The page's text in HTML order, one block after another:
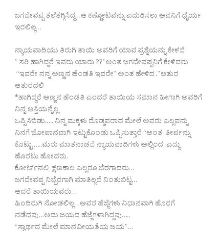
ಜಗದೇವಪ್ಪ ತಲೆತಗ್ಗಿಸಿದ್ದ…ಆ ಕಣ್ಣೋಟವನ್ನು ಎದುರಿಸಲು ಅವನಿಗೆ ಧೈರ್ಯ
ಇರಲಿಲ್ಲ…
ನ್ಯಾಯವಾದಿಯು ತಿರುಗಿ ತಾಯಿ ಅವರಿಗೆ ಯಾವ ಪ್ರಶ್ನೆಯನ್ನು ಕೇಳದೆ
” ಸರಿ ಹಾಗಿದ್ದರೆ ಇವರು ಯಾರು ??”ಅಂತ ಜಗದೇವಪ್ಪನಿಗೆ ಕೇಳಿದರು
“ಇವರೇ ನನ್ನ ಅಣ್ಣನ ಹೆಂಡತಿ ಇವರೇ” ಅಂತ ಹೇಳಿದ .”ಆತುರ
ಆತುರದಲಿ
*ಹಾಗಿದ್ದರೆ ಅಣ್ಣನ ಹೆಂಡತಿ ಎಂದರೆ ತಾಯಿಯ ಸಮಾನ ಹೀಗಾಗಿ ಅವರಿಗೆ
ನಿನ್ನ ಆಸ್ತಿಯನ್ನೆಲ್ಲ
ಒಪ್ಪಿಸಿಬಿಡು….. ನಿನ್ನ ಮಕ್ಕಳು ದೊಡ್ಡವರಾದ ಮೇಲೆ ಅವರು ಎಲ್ಲವನ್ನು
ನಿನಗೆ ಜೋಪಾನವಾಗಿ ಇಟ್ಟುಕೊಂಡು ಒಪ್ಪಿಸುತ್ತಾರೆ “ಅಂತ ತೀರ್ಪನ್ನು
ಕೊಟ್ಟು …..ಮರು ಮಾತನಾಡದೆ ನ್ಯಾಯವಾದಿಗಳು ಅಲ್ಲಿಂದ ಎದ್ದು
ಹೊರಟು ಹೋದರು.
ಕೋರ್ಟ್‌ನಲಿ ಕ್ಷಣಕಾಲ ಎಲ್ಲರೂ ಬೆರಗಾದರು…
ಜಗದೇವಪ್ಪ ನಿಬ್ಬೆರಗಾಗಿ ಮಾತಿಲ್ಲದೆ ನಿಂತುಬಿಟ್ಟ…
ಆದರೆ ತಾಯಿಯವರು…
ಹಿಂದಿರುಗಿ ನೋಡಲಿಲ್ಲ…ಅವರ ಹೆಜ್ಜೆಗಳು ನಿಧಾನವಾಗಿ ಹೊರಗೆ
ನಡೆದವು…ಅದು ಜಯದ ಹೆಜ್ಜೆಗಳಾಗಿದ್ದವು…..
“ಸ್ವಾರ್ಥದ ಮೇಲೆ ಮಾನವೀಯತೆಯ ಜಯ”…